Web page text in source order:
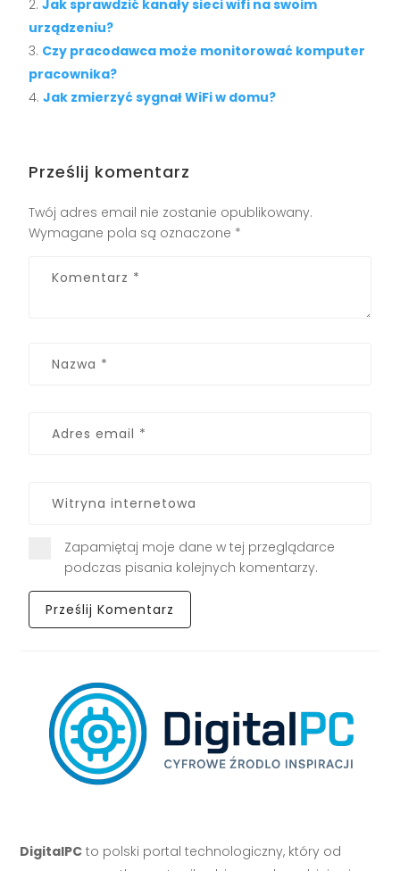
Jak sprawdzić kanały sieci wifi na swoim
urządzeniu?
Czy pracodawca może monitorować komputer
pracownika?
Jak zmierzyć sygnał WiFi w domu?
Prześlij komentarz
Twój adres email nie zostanie opublikowany.
Wymagane pola są oznaczone *
Zapamiętaj moje dane w tej przeglądarce
podczas pisania kolejnych komentarzy.
DigitalPC to polski portal technologiczny, który od